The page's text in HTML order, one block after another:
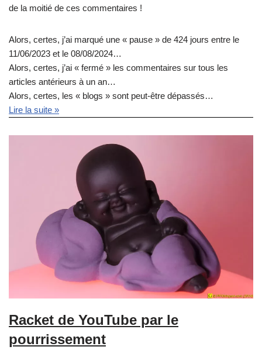
de la moitié de ces commentaires !
Alors, certes, j’ai marqué une « pause » de 424 jours entre le
11/06/2023 et le 08/08/2024…
Alors, certes, j’ai « fermé » les commentaires sur tous les
articles antérieurs à un an…
Alors, certes, les « blogs » sont peut-être dépassés…
Lire la suite »
Racket de YouTube par le
pourrissement